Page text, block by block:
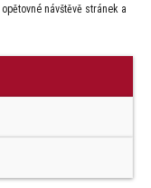
návštěvě stránek a